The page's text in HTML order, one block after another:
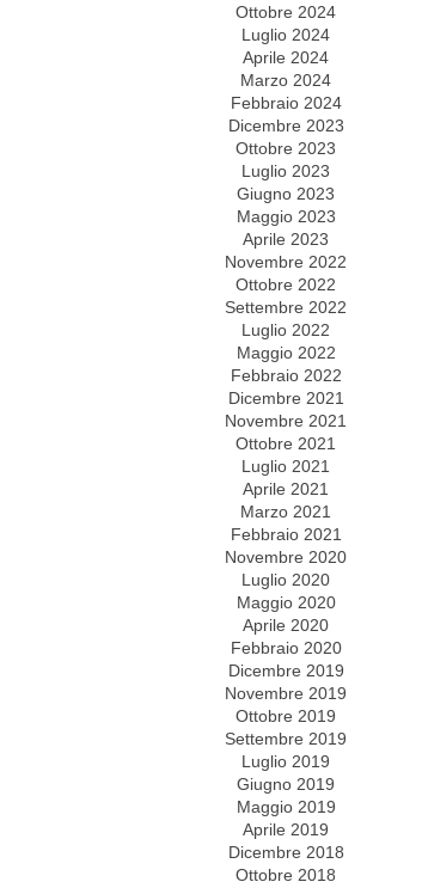
Ottobre 2024
Luglio 2024
Aprile 2024
Marzo 2024
Febbraio 2024
Dicembre 2023
Ottobre 2023
Luglio 2023
Giugno 2023
Maggio 2023
Aprile 2023
Novembre 2022
Ottobre 2022
Settembre 2022
Luglio 2022
Maggio 2022
Febbraio 2022
Dicembre 2021
Novembre 2021
Ottobre 2021
Luglio 2021
Aprile 2021
Marzo 2021
Febbraio 2021
Novembre 2020
Luglio 2020
Maggio 2020
Aprile 2020
Febbraio 2020
Dicembre 2019
Novembre 2019
Ottobre 2019
Settembre 2019
Luglio 2019
Giugno 2019
Maggio 2019
Aprile 2019
Dicembre 2018
Ottobre 2018